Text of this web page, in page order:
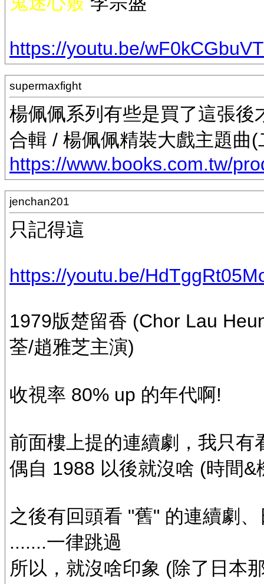
https://youtu.be/
supermaxfight
楊佩佩系列有些是買了這張後
合輯 / 楊佩佩精裝大戲主題曲(
https://www.books.com.tw/
jenchan201
只記得這
https://youtu.be/
1979版楚留香 (Chor Lau
荃/趙雅芝主演)
收視率 80% up 的年代啊!
前面樓上提的連續劇，我只有
偶自 1988 以後就沒啥 (時間
之後有回頭看 "舊" 的連續劇
.......一律跳過
所以，就沒啥印象 (除了日本